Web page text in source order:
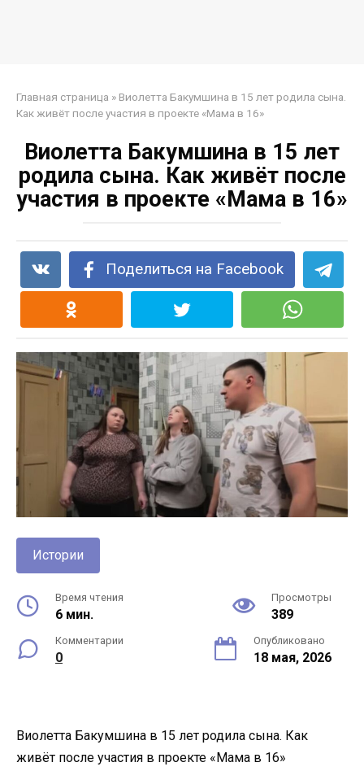
Главная страница » Виолетта Бакумшина в 15 лет родила сына.
Как живёт после участия в проекте «Мама в 16»
Виолетта Бакумшина в 15 лет
родила сына. Как живёт после
участия в проекте «Мама в 16»
Поделиться на Facebook
Истории
Время чтения
6 мин.
Просмотры
389
Комментарии
0
Опубликовано
18 мая, 2026
Виолетта Бакумшина в 15 лет родила сына. Как
живёт после участия в проекте «Мама в 16»